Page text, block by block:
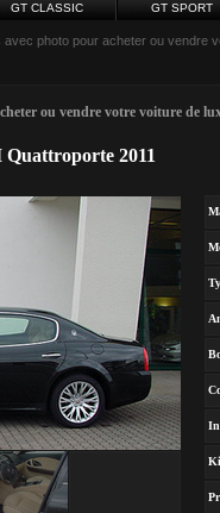
GT CLASSIC GT SPORT
avec photo pour acheter ou vendre
ou vendre votre voiture de
2011